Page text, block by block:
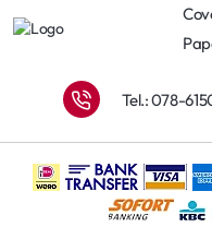
Tel.: 078-